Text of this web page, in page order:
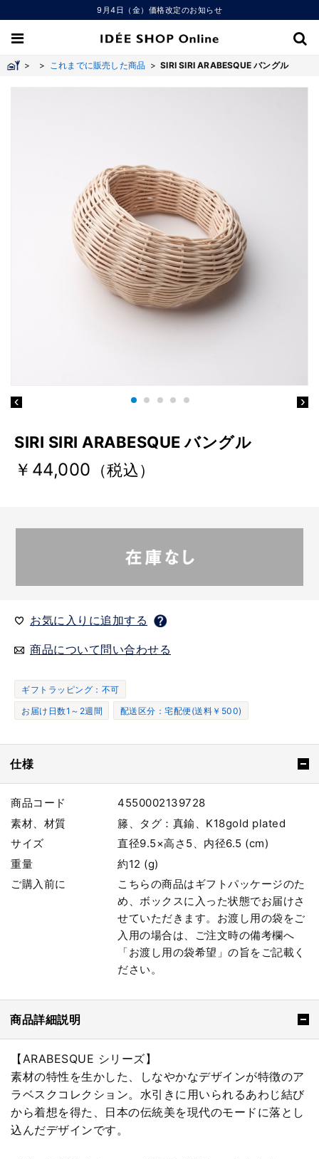
9月4日（金）価格改定のお知らせ
> > これまでに販売した商品 >SIRI SIRI ARABESQUE バングル
SIRI SIRI ARABESQUE バングル
￥44,000 （税込）
お気に入りに追加する
商品について問い合わせる
ギフトラッピング：不可
お届け日数1～2週間
配送区分：宅配便(送料￥500)
仕様
商品コード
4550002139728
素材、材質
籐、タグ：真鍮、K18gold plated
サイズ
直径9.5×高さ5、内径6.5 (cm)
重量
約12 (g)
ご購入前に
こちらの商品はギフトパッケージのた
め、ボックスに入った状態でお届けさ
せていただきます。お渡し用の袋をご
入用の場合は、ご注文時の備考欄へ
「お渡し用の袋希望」の旨をご記載く
ださい。
商品詳細説明
【ARABESQUE シリーズ】
素材の特性を生かした、しなやかなデザインが特徴のア
ラベスクコレクション。水引きに用いられるあわじ結び
から着想を得た、日本の伝統美を現代のモードに落とし
込んだデザインです。